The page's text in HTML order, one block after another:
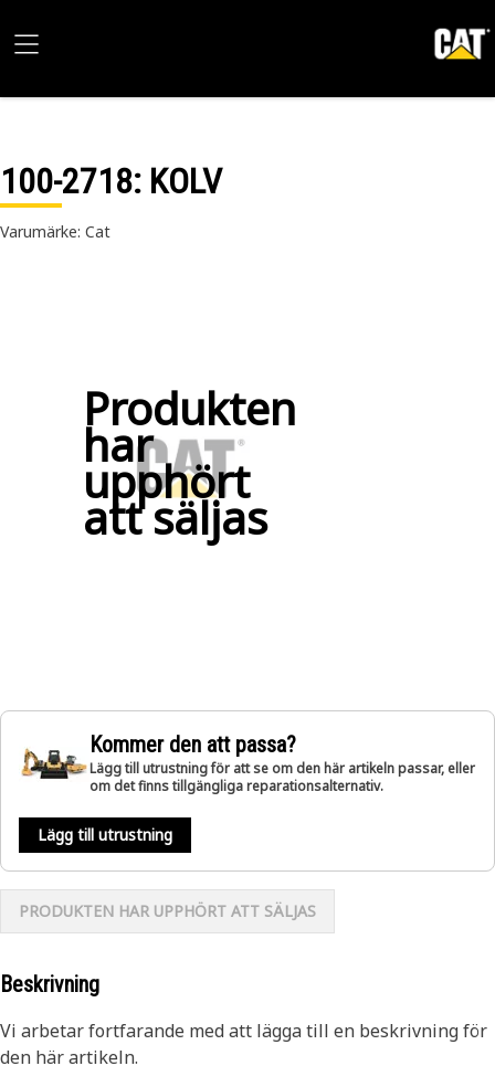
100-2718: KOLV
Varumärke: Cat
Produkten
har
upphört
att säljas
Kommer den att passa?
Lägg till utrustning för att se om den här artikeln passar, eller
om det finns tillgängliga reparationsalternativ.
Lägg till utrustning
PRODUKTEN HAR UPPHÖRT ATT SÄLJAS
Beskrivning
Vi arbetar fortfarande med att lägga till en beskrivning för
den här artikeln.